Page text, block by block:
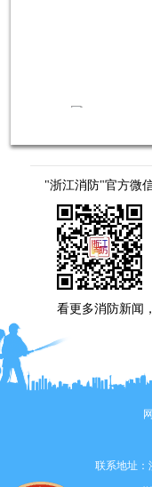
"浙江消防"官方微
看更多消防新闻
联系地址：